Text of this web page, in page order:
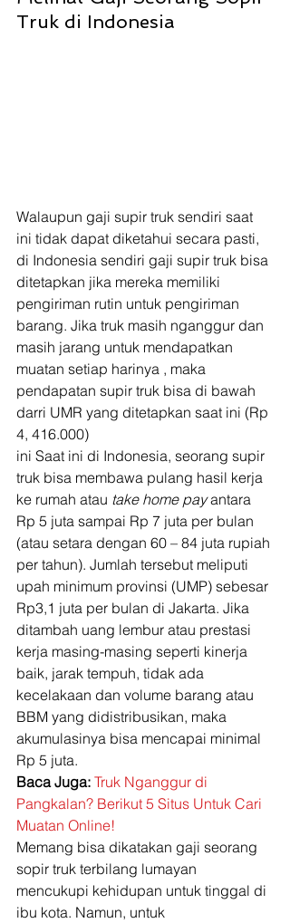
Truk di Indonesia
Walaupun gaji supir truk sendiri saat
ini tidak dapat diketahui secara pasti,
di Indonesia sendiri gaji supir truk bisa
ditetapkan jika mereka memiliki
pengiriman rutin untuk pengiriman
barang. Jika truk masih nganggur dan
masih jarang untuk mendapatkan
muatan setiap harinya , maka
pendapatan supir truk bisa di bawah
darri UMR yang ditetapkan saat ini (Rp
4, 416.000)
ini Saat ini di Indonesia, seorang supir
truk bisa membawa pulang hasil kerja
ke rumah atau take home pay antara
Rp 5 juta sampai Rp 7 juta per bulan
(atau setara dengan 60 – 84 juta rupiah
per tahun). Jumlah tersebut meliputi
upah minimum provinsi (UMP) sebesar
Rp3,1 juta per bulan di Jakarta. Jika
ditambah uang lembur atau prestasi
kerja masing-masing seperti kinerja
baik, jarak tempuh, tidak ada
kecelakaan dan volume barang atau
BBM yang didistribusikan, maka
akumulasinya bisa mencapai minimal
Rp 5 juta.
Baca Juga: Truk Nganggur di
Pangkalan? Berikut 5 Situs Untuk Cari
Muatan Online!
Memang bisa dikatakan gaji seorang
sopir truk terbilang lumayan
mencukupi kehidupan untuk tinggal di
ibu kota. Namun, untuk